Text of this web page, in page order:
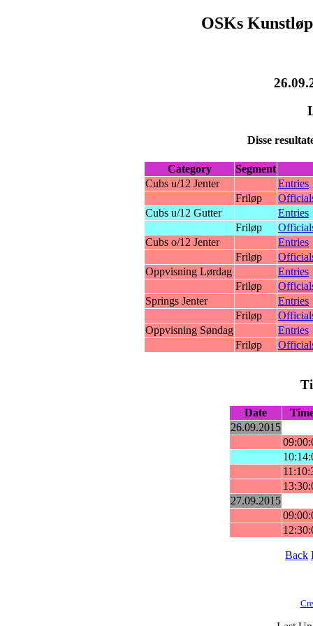
OSKs
Disse
Category
Segment
Cubs u/12 Jenter
Entries
Friløp
Cubs u/12 Gutter
Entries
Friløp
Cubs o/12 Jenter
Entries
Friløp
Oppvisning Lørdag
Entries
Friløp
Springs Jenter
Entries
Friløp
Oppvisning Søndag
Entries
Friløp
Date
26.09.2015
27.09.2015
Back